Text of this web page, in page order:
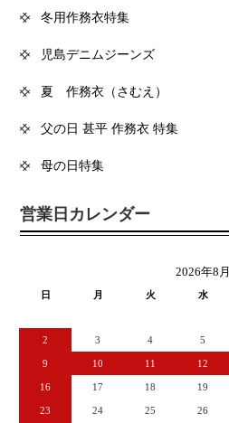
冬用作務衣特集
児島デニムジーンズ
夏 作務衣（さむえ）
父の日 甚平 作務衣 特集
母の日特集
営業日カレンダー
2026年8月
日 月 火 水
2 3 4 5
9 10 11 12
16 17 18 19
23 24 25 26